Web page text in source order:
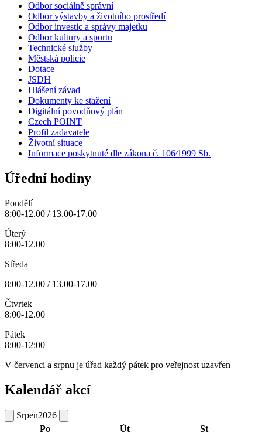
Odbor sociálně správní
Odbor výstavby a životního prostředí
Odbor investic a správy majetku
Odbor kultury a sportu
Technické služby
Městská policie
Dotace
JSDH
Hlášení závad
Dokumenty ke stažení
Digitální povodňový plán
Czech POINT
Profil zadavatele
Životní situace
Informace poskytnuté dle zákona č. 106⁄1999 Sb.
Úřední hodiny
Pondělí
8:00-12.00 / 13.00-17.00
Úterý
8:00-12.00
Středa
8:00-12.00 / 13.00-17.00
Čtvrtek
8:00-12.00
Pátek
8:00-12:00
V červenci a srpnu je úřad každý pátek pro veřejnost uzavřen
Kalendář akcí
Srpen2026
Po
Út
St